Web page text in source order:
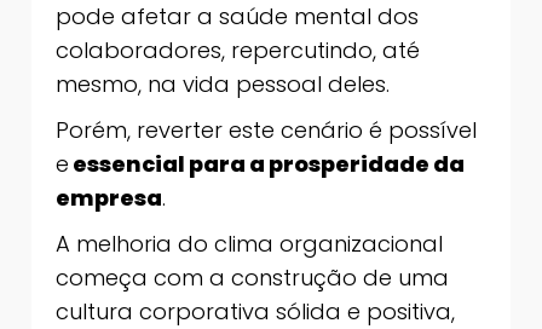
pode afetar a saúde mental dos
colaboradores, repercutindo, até
mesmo, na vida pessoal deles.
Porém, reverter este cenário é possível
e essencial para a prosperidade da
empresa.
A melhoria do clima organizacional
começa com a construção de uma
cultura corporativa sólida e positiva,